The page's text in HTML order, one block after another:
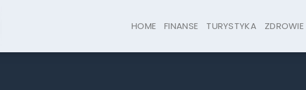
HOME FINANSE TURYSTYKA ZDROWIE